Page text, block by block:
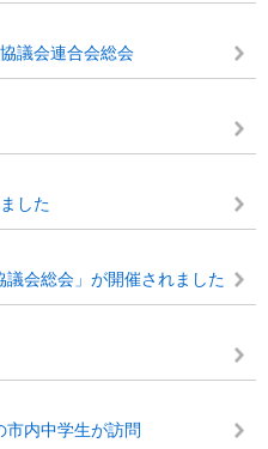
議会連合会総会
した
議会総会」が開催されました
市内中学生が訪問